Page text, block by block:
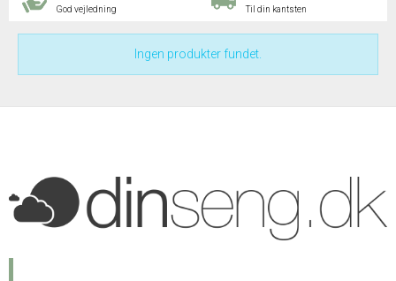
God vejledning
Til din kantsten
Ingen produkter fundet.